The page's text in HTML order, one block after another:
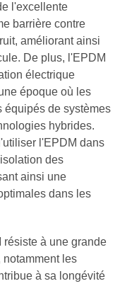
l'excellente
barrière contre
améliorant ainsi
De plus, l'EPDM
électrique
époque où les
équipés de systèmes
hybrides.
l'EPDM dans
des
ainsi une
dans les
résiste à une grande
les
à sa longévité